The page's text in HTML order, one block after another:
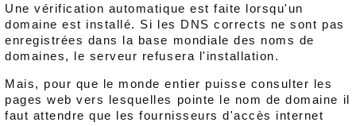
Une vérification automatique est faite lorsqu'un
domaine est installé. Si les DNS corrects ne sont pas
enregistrées dans la base mondiale des noms de
domaines, le serveur refusera l'installation.
Mais, pour que le monde entier puisse consulter les
pages web vers lesquelles pointe le nom de domaine il
faut attendre que les fournisseurs d'accès internet